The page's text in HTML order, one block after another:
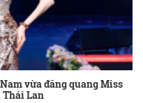
vừa đăng quang Miss
Thái Lan